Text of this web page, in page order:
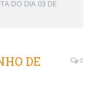
DO DIA 03 DE
DE
0